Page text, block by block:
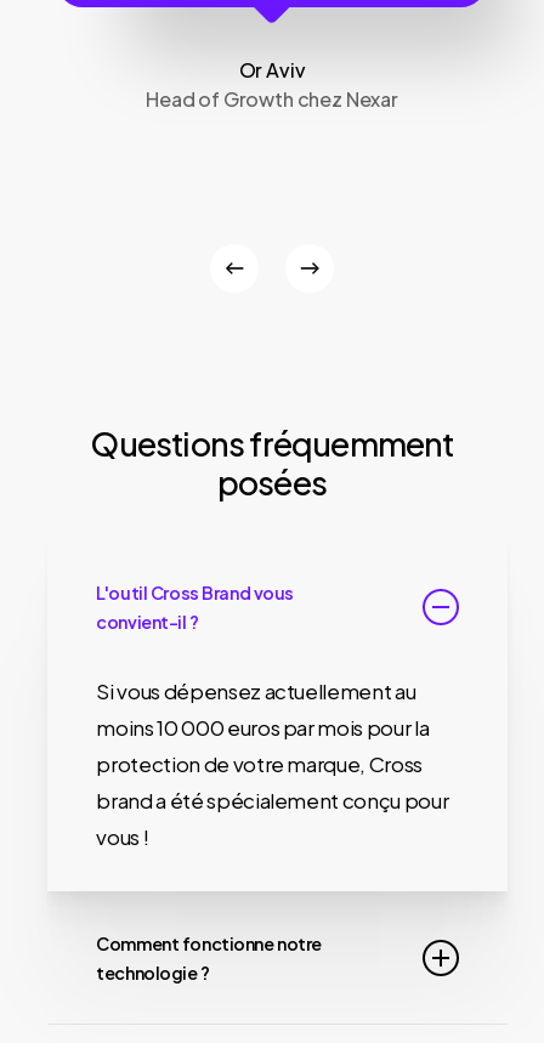
Or Aviv
Head of Growth chez Nexar
Questions fréquemment
posées
L'outil Cross Brand vous
convient-il ?
Si vous dépensez actuellement au
moins 10 000 euros par mois pour la
protection de votre marque, Cross
brand a été spécialement conçu pour
vous !
Comment fonctionne notre
technologie ?